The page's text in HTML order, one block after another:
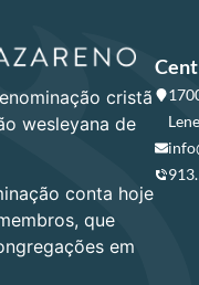
cristã
wesleyana de
conta hoje
que
em